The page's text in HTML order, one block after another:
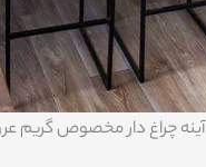
آینه چراغ دار مخصوص گریم